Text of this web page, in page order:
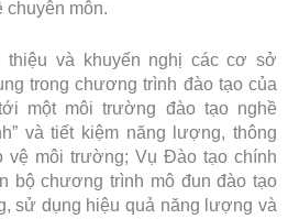
chuyên môn.
thiệu và khuyến nghị các cơ sở
trong chương trình đào tạo của
một môi trường đào tạo nghề
và tiết kiệm năng lượng, thông
vệ môi trường; Vụ Đào tạo chính
bộ chương trình mô đun đào tạo
sử dụng hiệu quả năng lượng và